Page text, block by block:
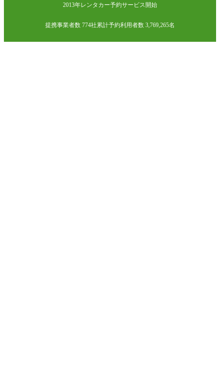
2013年レンタカー予約サービス開始
提携事業者数 774社累計予約利用者数 3,769,265名